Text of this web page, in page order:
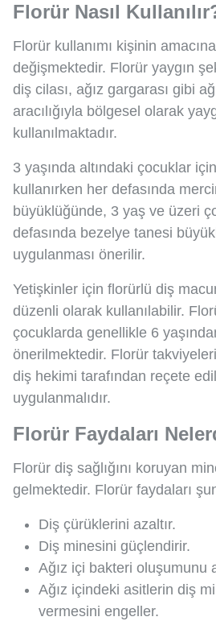
Florür Nasıl
Florür kullanımı kişinin
değişmektedir. Florür yaygın
diş cilası, ağız gargarası gibi
aracılığıyla bölgesel olarak
kullanılmaktadır.
3 yaşında altındaki çocuklar
kullanırken her defasında
büyüklüğünde, 3 yaş ve üzeri
defasında bezelye tanesi
uygulanması önerilir.
Yetişkinler için florürlü diş
düzenli olarak kullanılabilir.
çocuklarda genellikle 6
önerilmektedir. Florür
diş hekimi tarafından reçete
uygulanmalıdır.
Florür Faydaları
Florür diş sağlığını koruyan
gelmektedir. Florür faydaları
Diş çürüklerini azaltır.
Diş minesini güçlendirir.
Ağız içi bakteri oluşumunu
Ağız içindeki asitlerin diş
vermesini engeller.